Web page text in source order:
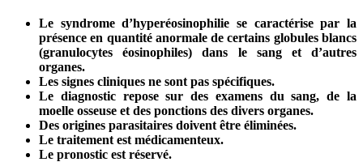
Le syndrome d’hyperéosinophilie se caractérise par la
présence en quantité anormale de certains globules blancs
(granulocytes éosinophiles) dans le sang et d’autres
organes.
Les signes cliniques ne sont pas spécifiques.
Le diagnostic repose sur des examens du sang, de la
moelle osseuse et des ponctions des divers organes.
Des origines parasitaires doivent être éliminées.
Le traitement est médicamenteux.
Le pronostic est réservé.